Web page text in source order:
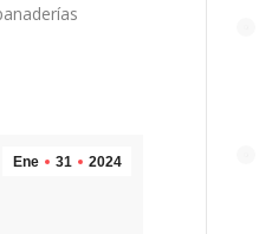
Ene 31 2024